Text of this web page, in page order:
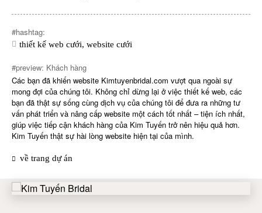
về trang dự án
là một phần trong quá trình phát triển của Kim Tuyến Bridal.
#hashtag:
thiết kế web cưới, website cưới
#preview: Khách hàng
Các bạn đã khiến website Kimtuyenbridal.com vượt qua ngoài sự
mong đợi của chúng tôi. Không chỉ dừng lại ở việc thiết kế web, các
bạn đã thật sự sống cùng dịch vụ của chúng tôi để đưa ra những tư
vấn phát triển và nâng cấp website một cách tốt nhất – tiện ích nhất,
giúp việc tiếp cận khách hàng của Kim Tuyến trở nên hiệu quả hơn.
Kim Tuyến thật sự hài lòng website hiện tại của mình.